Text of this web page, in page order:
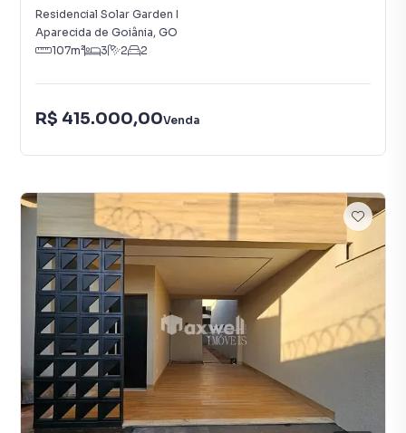
Residencial Solar Garden I
Aparecida de Goiânia, GO
107m² 3 2 2
R$ 415.000,00Venda